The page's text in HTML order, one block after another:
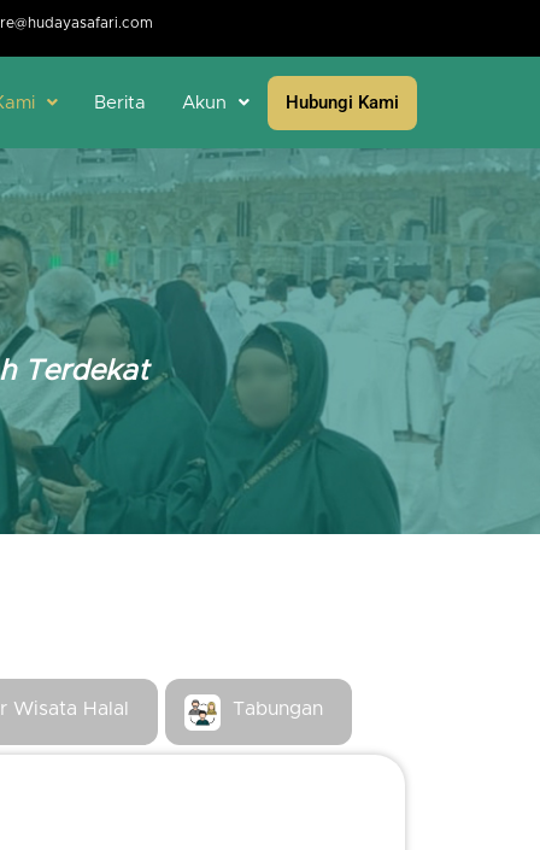
Berita Akun Hubungi Kami
Terdekat
Wisata Halal Tabungan